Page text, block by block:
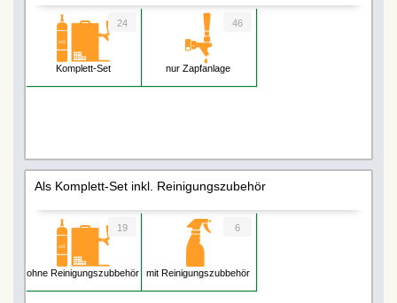
Komplett-Set
24
nur Zapfanlage
46
Als Komplett-Set inkl. Reinigungszubehör
ohne Reinigungszubbehör
19
mit Reinigungszubbehör
6